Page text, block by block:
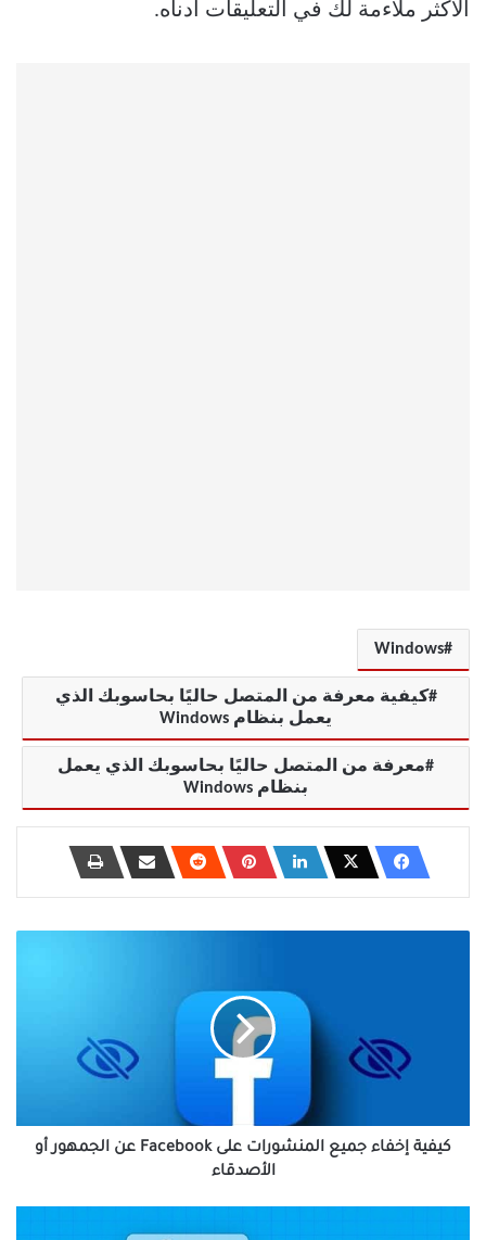
الأكثر ملاءمة لك في التعليقات أدناه.
Windows
كيفية معرفة من المتصل حاليًا بحاسوبك الذي
يعمل بنظام Windows
معرفة من المتصل حاليًا بحاسوبك الذي يعمل
بنظام Windows
أو
الأصدقاء
كيفية إخفاء جميع المنشورات على Facebook عن الجمهور أو
الأصدقاء